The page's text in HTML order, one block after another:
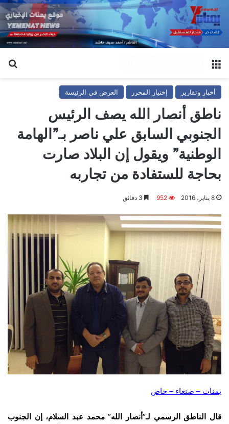
أخبار وتقارير إختيار المحرر العرض في الرئيسة
ناطق أنصار الله يصف الرئيس
الجنوبي السابق علي ناصر بـ”الهامة
الوطنية” ويقول إن البلاد صارت
بحاجة للستفادة من تجاربه
8 يناير، 2016 952
يمنات – صنعاء – خاص
قال الناطق الرسمي لـ”أنصار الله” محمد عبد السلام، إن الجنوب